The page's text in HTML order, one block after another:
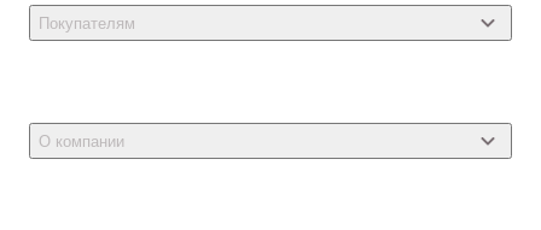
Товары для собак
Товары для птиц
Покупателям
Новости
О компании